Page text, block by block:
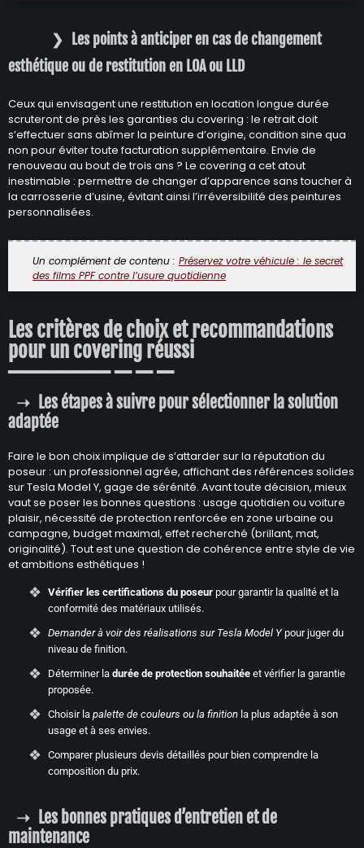
Les points à anticiper en cas de changement
esthétique ou de restitution en LOA ou LLD
Ceux qui envisagent une restitution en location longue durée
scruteront de près les garanties du covering : le retrait doit
s’effectuer sans abîmer la peinture d’origine, condition sine qua
non pour éviter toute facturation supplémentaire. Envie de
renouveau au bout de trois ans ? Le covering a cet atout
inestimable : permettre de changer d’apparence sans toucher à
la carrosserie d’usine, évitant ainsi l’irréversibilité des peintures
personnalisées.
Un complément de contenu : Préservez votre véhicule : le secret
des films PPF contre l’usure quotidienne
Les critères de choix et recommandations
pour un covering réussi
Les étapes à suivre pour sélectionner la solution
adaptée
Faire le bon choix implique de s’attarder sur la réputation du
poseur : un professionnel agrée, affichant des références solides
sur Tesla Model Y, gage de sérénité. Avant toute décision, mieux
vaut se poser les bonnes questions : usage quotidien ou voiture
plaisir, nécessité de protection renforcée en zone urbaine ou
campagne, budget maximal, effet recherché (brillant, mat,
originalité). Tout est une question de cohérence entre style de vie
et ambitions esthétiques !
Vérifier les certifications du poseur pour garantir la qualité et la
conformité des matériaux utilisés.
Demander à voir des réalisations sur Tesla Model Ypour juger du
niveau de finition.
Déterminer la durée de protection souhaitée et vérifier la garantie
proposée.
Choisir la palette de couleurs ou la finition la plus adaptée à son
usage et à ses envies.
Comparer plusieurs devis détaillés pour bien comprendre la
composition du prix.
Les bonnes pratiques d’entretien et de
maintenance